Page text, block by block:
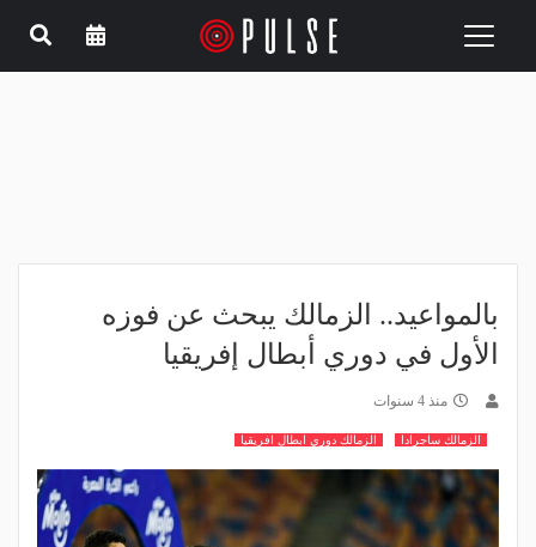
Toggle
بالمواعيد.. الزمالك يبحث عن فوزه
الأول في دوري أبطال إفريقيا
منذ 4 سنوات
الزمالك ساجرادا الزمالك دوري ابطال افريقيا